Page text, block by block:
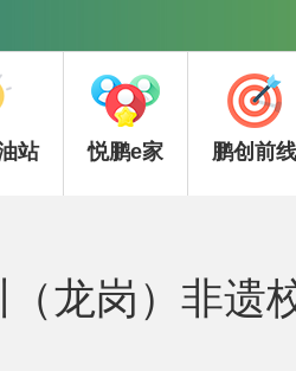
站 悦鹏e家 鹏创前线
龙岗）非遗